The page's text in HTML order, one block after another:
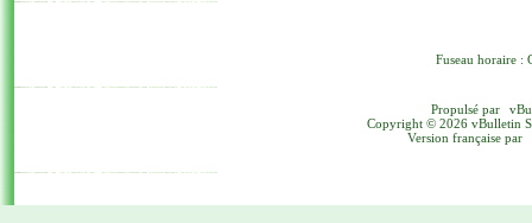
Fuseau horaire :
Propulsé par
Copyright © 2026 vBulletin
Version française par